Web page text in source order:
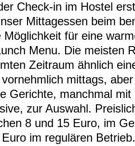
Check-in im Hostel
Mittagessen beim
Möglichkeit für eine
Menu. Die meisten
Zeitraum ähnlich
mittags,
Gerichte, manchmal
zur Auswahl.
8 und 15 Euro, im
im regulären